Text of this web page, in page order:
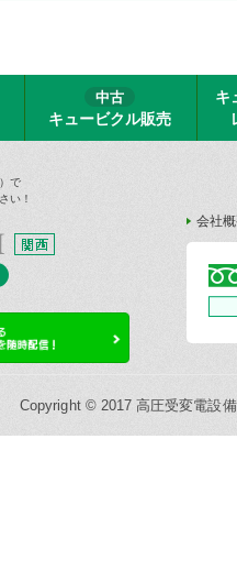
中古
キュービクル販売
キ
で
い！
会社
Copyright © 2017 高圧受変電設